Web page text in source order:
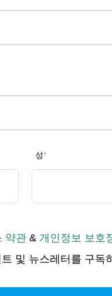
성*
약관 & 개인정보 보호
및 뉴스레터를 구독